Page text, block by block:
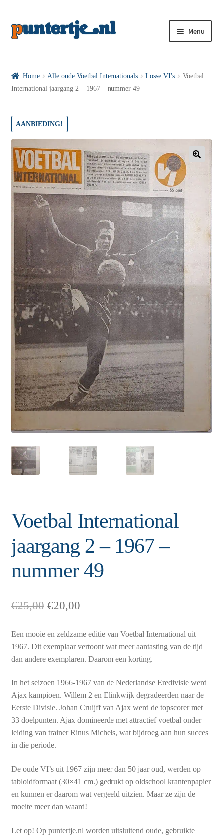
Menu
VI’s met Posters
Wie is puntertje
Puntertjes
Contact
Home Alle oude Voetbal Internationals Losse VI's
Voetbal
International jaargang 2 – 1967 – nummer 49
AANBIEDING!
Voetbal International
jaargang 2 – 1967 –
nummer 49
€25,00 Oorspronkelijke
was:
€25,00.
€20,00Huidige
is:
€20,00.
Een mooie en zeldzame editie van Voetbal International uit
1967. Dit exemplaar vertoont wat meer aantasting van de tijd
dan andere exemplaren. Daarom een korting.
In het seizoen 1966-1967 van de Nederlandse Eredivisie werd
Ajax kampioen. Willem 2 en Elinkwijk degradeerden naar de
Eerste Divisie. Johan Cruijff van Ajax werd de topscorer met
33 doelpunten. Ajax domineerde met attractief voetbal onder
leiding van trainer Rinus Michels, wat bijdroeg aan hun succes
in die periode.
De oude VI’s uit 1967 zijn meer dan 50 jaar oud, werden op
tabloidformaat (30×41 cm.) gedrukt op oldschool krantenpapier
en kunnen er daarom wat vergeeld uitzien. Maar ze zijn de
moeite meer dan waard!
Let op! Op puntertje.nl worden uitsluitend oude, gebruikte